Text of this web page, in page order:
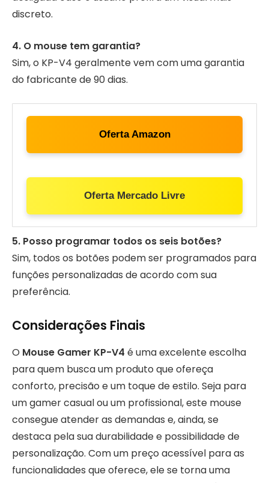
discreto.
4. O mouse tem garantia?
Sim, o KP-V4 geralmente vem com uma garantia
do fabricante de 90 dias.
Oferta Amazon
Oferta Mercado Livre
5. Posso programar todos os seis botões?
Sim, todos os botões podem ser programados para
funções personalizadas de acordo com sua
preferência.
Considerações Finais
O Mouse Gamer KP-V4 é uma excelente escolha
para quem busca um produto que ofereça
conforto, precisão e um toque de estilo. Seja para
um gamer casual ou um profissional, este mouse
consegue atender as demandas e, ainda, se
destaca pela sua durabilidade e possibilidade de
personalização. Com um preço acessível para as
funcionalidades que oferece, ele se torna uma